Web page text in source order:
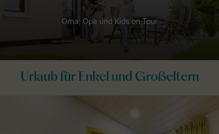
Urlaub für Enkel und Großeltern